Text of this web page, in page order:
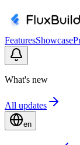
FeaturesShowcase
What's new
All updates
en